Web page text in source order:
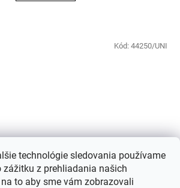
technológie sledovania používame
zážitku z prehliadania našich
to aby sme vám zobrazovali
Kód: 44250/UNI